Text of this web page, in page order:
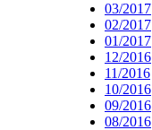
03/2017
02/2017
01/2017
12/2016
11/2016
10/2016
09/2016
08/2016